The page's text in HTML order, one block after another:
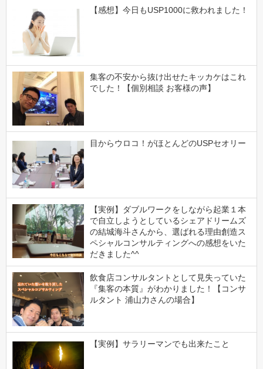
【感想】今日もUSP1000に救われました！
集客の不安から抜け出せたキッカケはこれ
でした！【個別相談 お客様の声】
目からウロコ！がほとんどのUSPセオリー
【実例】ダブルワークをしながら起業１本
で自立しようとしているシェアドリームズ
の結城海斗さんから、選ばれる理由創造ス
ペシャルコンサルティングへの感想をいた
だきました^^
飲食店コンサルタントとして見失っていた
『集客の本質』がわかりました！【コンサ
ルタント 浦山力さんの場合】
【実例】サラリーマンでも出来たこと